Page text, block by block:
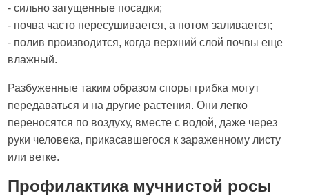
- сильно загущенные посадки;
- почва часто пересушивается, а потом заливается;
- полив производится, когда верхний слой почвы еще
влажный.
Разбуженные таким образом споры грибка могут
передаваться и на другие растения. Они легко
переносятся по воздуху, вместе с водой, даже через
руки человека, прикасавшегося к зараженному листу
или ветке.
Профилактика мучнистой росы